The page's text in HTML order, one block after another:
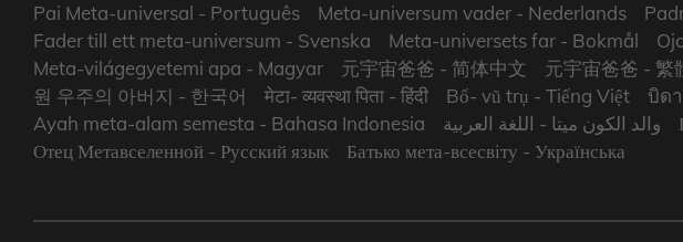
Pai Meta-universal - Português Meta-universum vader- Nederlands
Fader till ett meta-universum - Svenska Meta-universets far- Bokmål
Meta-világegyetemi apa - Magyar 元宇宙爸爸 - 简体中文 元宇宙爸爸 - 繁
원 우주의 아버지 - 한국어 मेटा- व्यवस्था पिता- हिंदी Bố- vũ trụ - Tiếng Việt บิด
Ayah meta-alam semesta - Bahasa Indonesia والد الكون ميتا - اللغة العربية
Отец Метавселенной - Русский язык Батько мета-всесвіту - Українська